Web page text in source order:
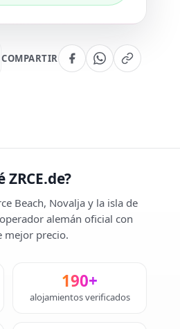
COMPARTIR
ZRCE.de?
Beach, Novalja y la isla de
alemán oficial con
mejor precio.
190+
alojamientos verificados